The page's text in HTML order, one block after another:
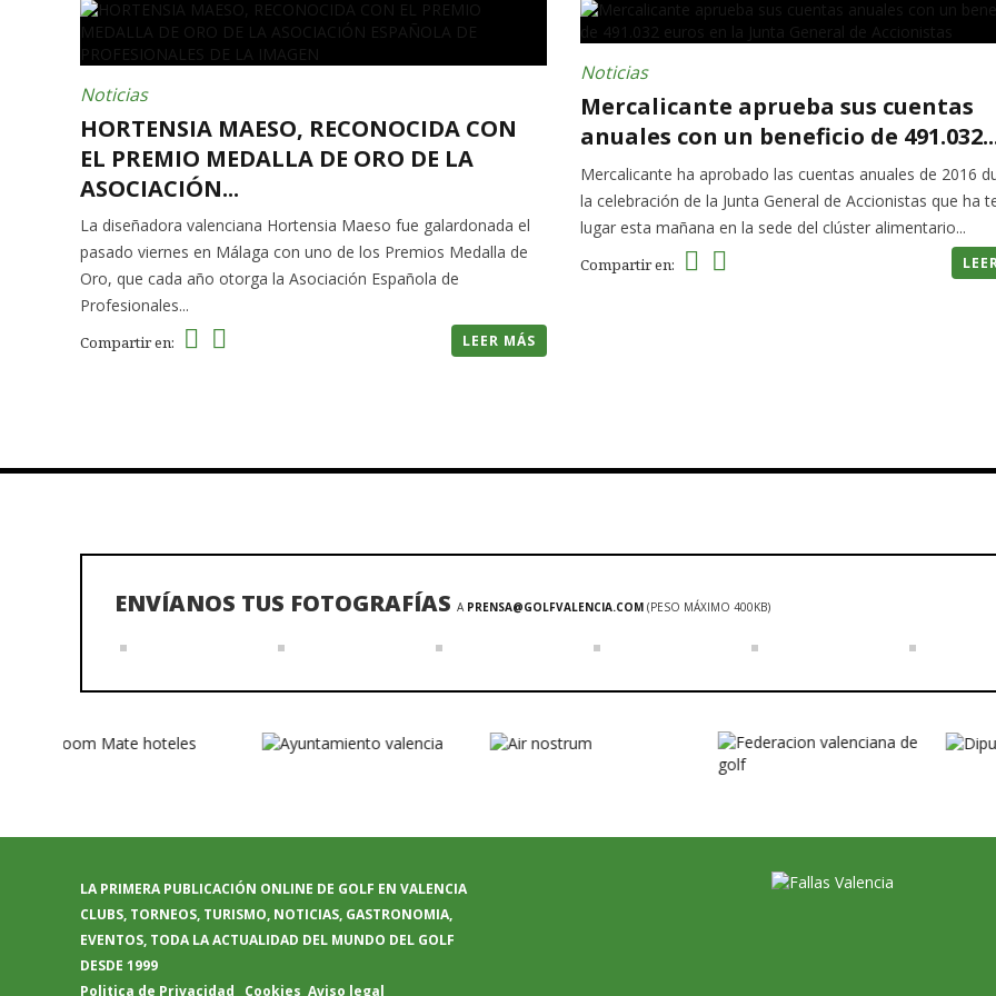
Noticias
HORTENSIA MAESO, RECONOCIDA CON
EL PREMIO MEDALLA DE ORO DE LA
ASOCIACIÓN...
La diseñadora valenciana Hortensia Maeso fue galardonada el
pasado viernes en Málaga con uno de los Premios Medalla de
Oro, que cada año otorga la Asociación Española de
Profesionales...
Compartir en: LEER MÁS
Noticias
Mercalicante aprueba sus cuentas
anuales con un beneficio de
Mercalicante ha aprobado las cuentas anuales de 2016
la celebración de la Junta General de Accionistas que ha
lugar esta mañana en la sede del clúster alimentario...
Compartir en:
ENVÍANOS TUS FOTOGRAFÍAS A PRENSA@GOLFVALENCIA.COM (PESO MÁXIMO 400KB)
LA PRIMERA PUBLICACIÓN ONLINE DE GOLF EN VALENCIA
CLUBS, TORNEOS, TURISMO, NOTICIAS, GASTRONOMIA,
EVENTOS, TODA LA ACTUALIDAD DEL MUNDO DEL GOLF
DESDE 1999
Politica de Privacidad
Cookies Aviso legal